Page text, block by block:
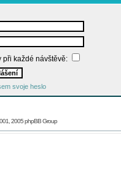
při každé návštěvě:
svoje heslo
2005 phpBB Group